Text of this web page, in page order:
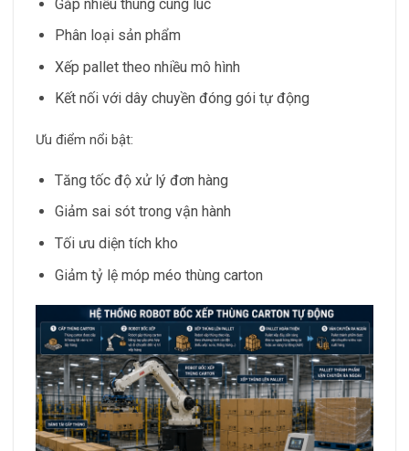
Gắp nhiều thùng cùng lúc
Phân loại sản phẩm
Xếp pallet theo nhiều mô hình
Kết nối với dây chuyền đóng gói tự động
Ưu điểm nổi bật:
Tăng tốc độ xử lý đơn hàng
Giảm sai sót trong vận hành
Tối ưu diện tích kho
Giảm tỷ lệ móp méo thùng carton